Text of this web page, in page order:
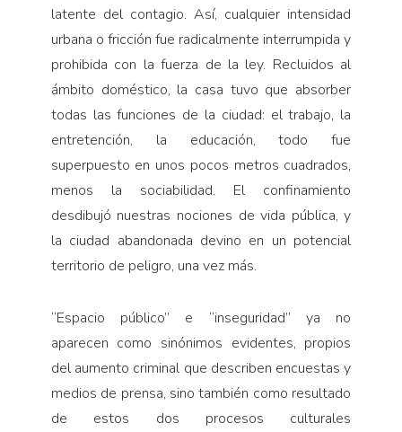
latente del contagio. Así, cualquier intensidad
urbana o fricción fue radicalmente interrumpida y
prohibida con la fuerza de la ley. Recluidos al
ámbito doméstico, la casa tuvo que absorber
todas las funciones de la ciudad: el trabajo, la
entretención, la educación, todo fue
superpuesto en unos pocos metros cuadrados,
menos la sociabilidad. El confinamiento
desdibujó nuestras nociones de vida pública, y
la ciudad abandonada devino en un potencial
territorio de peligro, una vez más.
“Espacio público” e “inseguridad” ya no
aparecen como sinónimos evidentes, propios
del aumento criminal que describen encuestas y
medios de prensa, sino también como resultado
de estos dos procesos culturales